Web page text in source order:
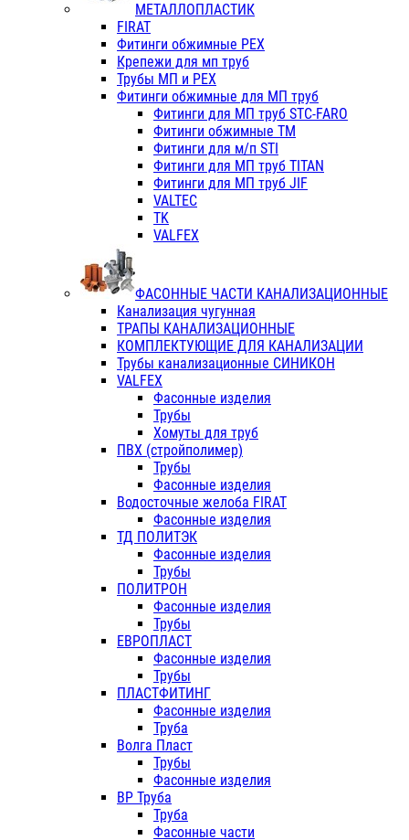
МЕТАЛЛОПЛАСТИК
FIRAT
Фитинги обжимные PEX
Крепежи для мп труб
Трубы МП и PEX
Фитинги обжимные для МП труб
Фитинги для МП труб STC-FARO
Фитинги обжимные ТМ
Фитинги для м/п STI
Фитинги для МП труб TITAN
Фитинги для МП труб JIF
VALTEC
TK
VALFEX
ФАСОННЫЕ ЧАСТИ КАНАЛИЗАЦИОННЫЕ
Канализация чугунная
ТРАПЫ КАНАЛИЗАЦИОННЫЕ
КОМПЛЕКТУЮЩИЕ ДЛЯ КАНАЛИЗАЦИИ
Трубы канализационные СИНИКОН
VALFEX
Фасонные изделия
Трубы
Хомуты для труб
ПВХ (стройполимер)
Трубы
Фасонные изделия
Водосточные желоба FIRAT
Фасонные изделия
ТД ПОЛИТЭК
Фасонные изделия
Трубы
ПОЛИТРОН
Фасонные изделия
Трубы
ЕВРОПЛАСТ
Фасонные изделия
Трубы
ПЛАСТФИТИНГ
Фасонные изделия
Труба
Волга Пласт
Трубы
Фасонные изделия
ВР Труба
Труба
Фасонные части